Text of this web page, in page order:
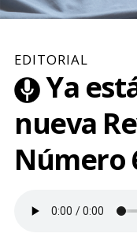
EDITORIAL
Ya
nueva
Número